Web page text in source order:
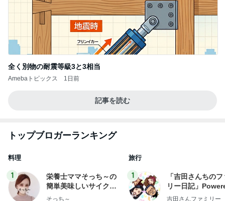
全く別物の耐震等級3と3相当
Amebaトピックス 1日前
記事を読む
トップブロガーランキング
料理
1
栄養士ママそっち～の
簡単美味しいサイクル
献立
そっち～
旅行
1
「吉田さんちの
リー日記」
y Ameba 吉田さ
吉田さんファミリー